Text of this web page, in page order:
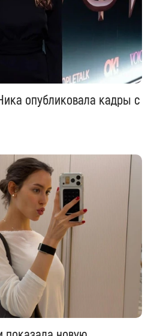
опубликовала кадры с